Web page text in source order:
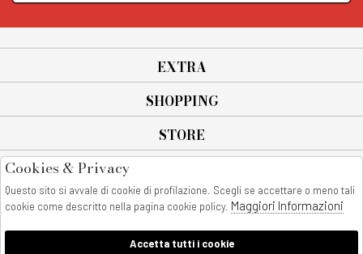
EXTRA
SHOPPING
STORE
All rights reserved - © Copyright 2026
AnyAnyluxury srl - Sede Legale: Corso Vittorio Emanuele 90/A - 80053
castellammare di stabia - Italia
Cookies & Privacy
Questo sito si avvale di cookie di profilazione. Scegli se accettare o meno tali
cookie come descritto nella pagina cookie policy. Maggiori Informazioni
Accetta tutti i cookie